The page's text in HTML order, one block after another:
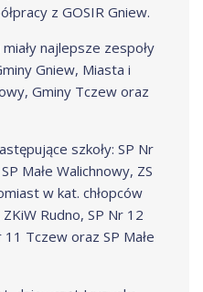
z GOSIR Gniew.
najlepsze zespoły
Gniew, Miasta i
Gminy Tczew oraz
szkoły: SP Nr
Małe Walichnowy, ZS
w kat. chłopców
Rudno, SP Nr 12
Tczew oraz SP Małe